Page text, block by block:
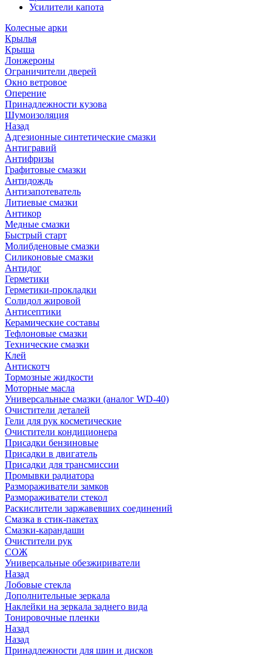
Усилители капота
Колесные арки
Крылья
Крыша
Лонжероны
Ограничители дверей
Окно ветровое
Оперение
Принадлежности кузова
Шумоизоляция
Назад
Адгезионные синтетические смазки
Антигравий
Антифризы
Графитовые смазки
Антидождь
Антизапотеватель
Литиевые смазки
Антикор
Медные смазки
Быстрый старт
Молибденовые смазки
Силиконовые смазки
Антидог
Герметики
Герметики-прокладки
Солидол жировой
Антисептики
Керамические составы
Тефлоновые смазки
Технические смазки
Клей
Антискотч
Тормозные жидкости
Моторные масла
Универсальные смазки (аналог WD-40)
Очистители деталей
Гели для рук косметические
Очистители кондиционера
Присадки бензиновые
Присадки в двигатель
Присадки для трансмиссии
Промывки радиатора
Размораживатели замков
Размораживатели стекол
Раскислители заржавевших соединений
Смазка в стик-пакетах
Смазки-карандаши
Очистители рук
СОЖ
Универсальные обезжириватели
Назад
Лобовые стекла
Дополнительные зеркала
Наклейки на зеркала заднего вида
Тонировочные пленки
Назад
Назад
Принадлежности для шин и дисков